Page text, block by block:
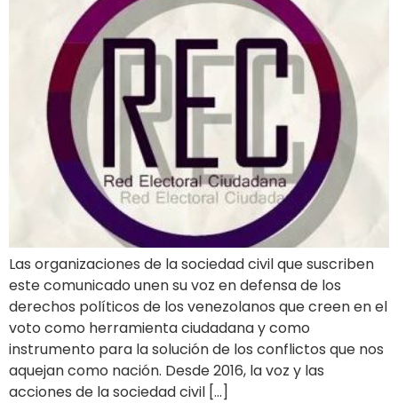
Las organizaciones de la sociedad civil que suscriben
este comunicado unen su voz en defensa de los
derechos políticos de los venezolanos que creen en el
voto como herramienta ciudadana y como
instrumento para la solución de los conflictos que nos
aquejan como nación. Desde 2016, la voz y las
acciones de la sociedad civil […]